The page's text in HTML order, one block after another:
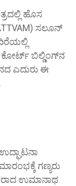
ಹೊಸ
ಸಲೂನ್
ಕೋರ್ಟ್ ಬಿಲ್ಡಿಂಗ್‌ನ
ಎದುರು ಈ
ಗಣ್ಯರು
ಉಮಾನಾಥ